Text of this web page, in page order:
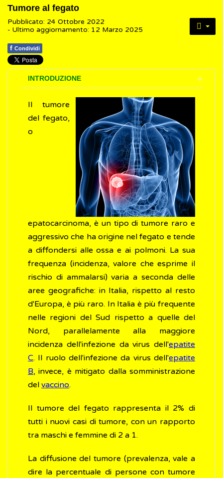
Tumore al fegato
Pubblicato: 24 Ottobre 2022
- Ultimo aggiornamento: 12 Marzo 2025
f Condividi
INTRODUZIONE
Il tumore
del fegato,
o
epatocarcinoma, è un tipo di tumore raro e
aggressivo che ha origine nel fegato e tende
a diffondersi alle ossa e ai polmoni. La sua
frequenza (incidenza, valore che esprime il
rischio di ammalarsi) varia a seconda delle
aree geografiche: in Italia, rispetto al resto
d'Europa, è più raro. In Italia è più frequente
nelle regioni del Sud rispetto a quelle del
Nord, parallelamente alla maggiore
incidenza dell'infezione da virus dell'epatite
C. Il ruolo dell'infezione da virus dell'epatite
B, invece, è mitigato dalla somministrazione
del vaccino.
Il tumore del fegato rappresenta il 2% di
tutti i nuovi casi di tumore, con un rapporto
tra maschi e femmine di 2 a 1.
La diffusione del tumore (prevalenza, vale a
dire la percentuale di persone con tumore